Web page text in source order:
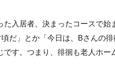
入居者、決まったコースで始
だ」とか「今日は、Bさんの
す。つまり、徘徊も老人ホー